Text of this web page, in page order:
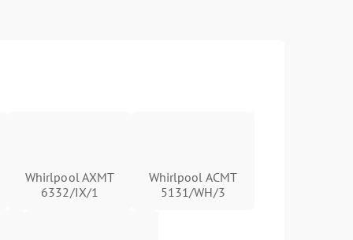
Whirlpool AXMT
6332/IX/1
Whirlpool ACMT
5131/WH/3